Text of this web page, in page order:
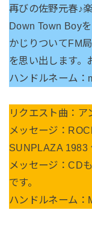
再びの佐野元春♪楽
Down Town Boy
かじりついてFM
を思い出します。
ハンドルネーム：
リクエスト曲：ア
メッセージ：
SUNPLAZA 1983
メッセージ：CD
です。
ハンドルネーム：